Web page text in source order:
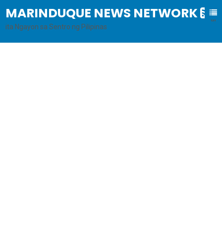
MARINDUQUE NEWS NETWORK
B
al
ita Ngayon sa Sentro ng Pilipinas